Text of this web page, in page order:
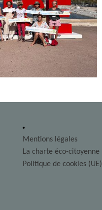
Mentions légales
La charte éco-citoyenne
Politique de cookies (UE)